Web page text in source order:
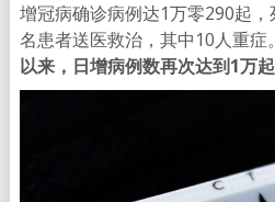
增冠病确诊病例达1万零290起
名患者送医救治，其中10人重症。
以来，日增病例数再次达到1万起